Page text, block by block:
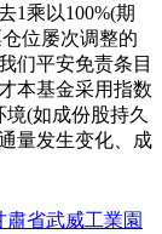
1乘以100%(期
位屡次调整的
们平安免责条目
本基金采用指数
(如成份股持久
量发生变化、成
省武威工業園